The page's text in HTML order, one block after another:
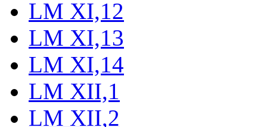
LM XI,12
LM XI,13
LM XI,14
LM XII,1
LM XII,2